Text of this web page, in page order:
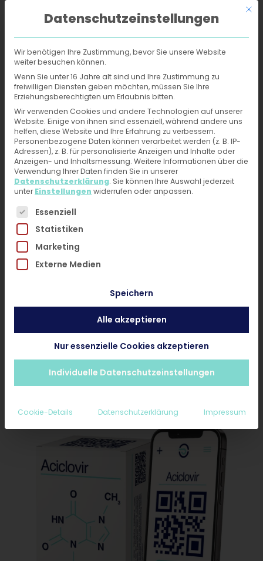
Online-Hautarzt›Rezepte
Erythromycin: Rezept
vom Online-Hautarzt
erhalten
Jetzt Hilfe vom Online-Hautarzt erhalten: Fotos
hochladen, kurzen Fragebogen ausfüllen und Du
kannst nach ärztlichem Ermessen ein Rezept
innerhalb von 24h erhalten
Behandlung Starten
Rezept bei Online-Behandlung anfragen
Medikament bei Wunsch-Apotheke
abholen
Ab 25€ inkl. Diagnose und Nachsorge
Erstattungsfähig für Privatpatienten
Mit
Datenschutzeinstellungen
Wir benötigen Ihre Zustimmung, bevor Sie unsere Website
weiter besuchen können.
Wenn Sie unter 16 Jahre alt sind und Ihre Zustimmung zu
freiwilligen Diensten geben möchten, müssen Sie Ihre
Erziehungsberechtigten um Erlaubnis bitten.
Wir verwenden Cookies und andere Technologien auf unserer
Website. Einige von ihnen sind essenziell, während andere uns
helfen, diese Website und Ihre Erfahrung zu verbessern.
Personenbezogene Daten können verarbeitet werden (z. B. IP-
Adressen), z. B. für personalisierte Anzeigen und Inhalte oder
Anzeigen- und Inhaltsmessung. Weitere Informationen über die
Verwendung Ihrer Daten finden Sie in unserer
Datenschutzerklärung. Sie können Ihre Auswahl jederzeit
unterEinstellungen widerrufen oder anpassen.
Es folgt eine Liste der Service-Gruppen, für die eine
Essenziell
Statistiken
Marketing
Externe Medien
Speichern
Alle akzeptieren
Nur essenzielle Cookies akzeptieren
Individuelle Datenschutzeinstellungen
Cookie-Details Datenschutzerklärung Impressum